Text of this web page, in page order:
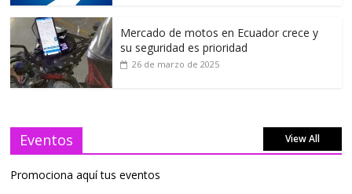
Mercado de motos en Ecuador crece y
su seguridad es prioridad
26 de marzo de 2025
Eventos View All
Promociona aquí tus eventos